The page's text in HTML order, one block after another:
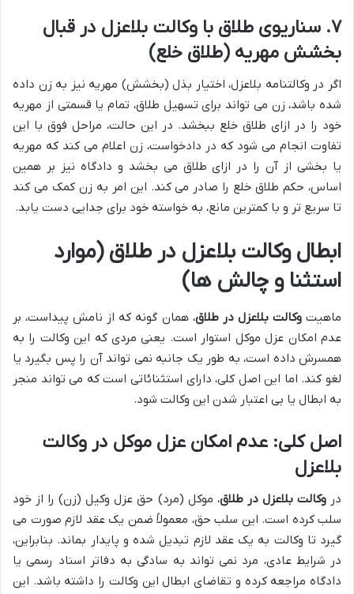
۷. سناریوی طلاق با وکالت بلاعزل در قبال
بخشش مهریه (طلاق خلع)
اگر در وکالتنامه بلاعزل، اختیار بذل (بخشش) مهریه نیز به زن داده
شده باشد، زن می تواند برای تسهیل طلاق، تمام یا قسمتی از مهریه
خود را در ازای طلاق خلع ببخشد. در این حالت، مراحل فوق با این
تفاوت انجام می شود که در دادخواست، زن اعلام می کند که مهریه
یا بخشی از آن را در ازای طلاق می بخشد و دادگاه نیز بر همین
اساس، حکم طلاق خلع را صادر می کند. این امر به زن کمک می کند
تا سریع تر و با کمترین مانع، به خواسته خود برای جدایی دست یابد.
ابطال وکالت بلاعزل در طلاق (موارد
استثنا و چالش ها)
ماهیتوکالت بلاعزل در طلاق، همان گونه که از نامش پیداست، بر
عدم امکان عزل موکل استوار است. یعنی مردی که این وکالت را به
همسرش داده است، به طور یک جانبه نمی تواند آن را پس بگیرد یا
لغو کند. اما این اصل کلی، دارای استثنائاتی است که می تواند منجر
به ابطال یا بی اعتبار شدن این وکالت شود.
اصل کلی: عدم امکان عزل موکل در وکالت
بلاعزل
دروکالت بلاعزل در طلاق، موکل (مرد) حق عزل وکیل (زن) را از خود
سلب کرده است. این سلب حق، معمولاً ضمن یک عقد لازم صورت می
گیرد تا وکالت به یک عقد لازم تبدیل شده و پایدار بماند. بنابراین،
در شرایط عادی، مرد نمی تواند به سادگی به دفاتر اسناد رسمی یا
دادگاه مراجعه کرده و تقاضای ابطال این وکالت را داشته باشد. این